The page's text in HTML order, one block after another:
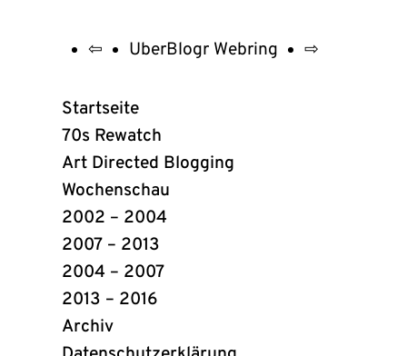
UberBlogr
Webring
Links
⇦ UberBlogr Webring ⇨
Startseite
70s Rewatch
Art Directed Blogging
Wochenschau
2002 – 2004
2007 – 2013
2004 – 2007
2013 – 2016
Archiv